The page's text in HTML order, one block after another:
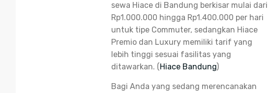
sewa Hiace di Bandung berkisar mulai dari
Rp1.000.000 hingga Rp1.400.000 per hari
untuk tipe Commuter, sedangkan Hiace
Premio dan Luxury memiliki tarif yang
lebih tinggi sesuai fasilitas yang
ditawarkan. ( Hiace Bandung)
Bagi Anda yang sedang merencanakan